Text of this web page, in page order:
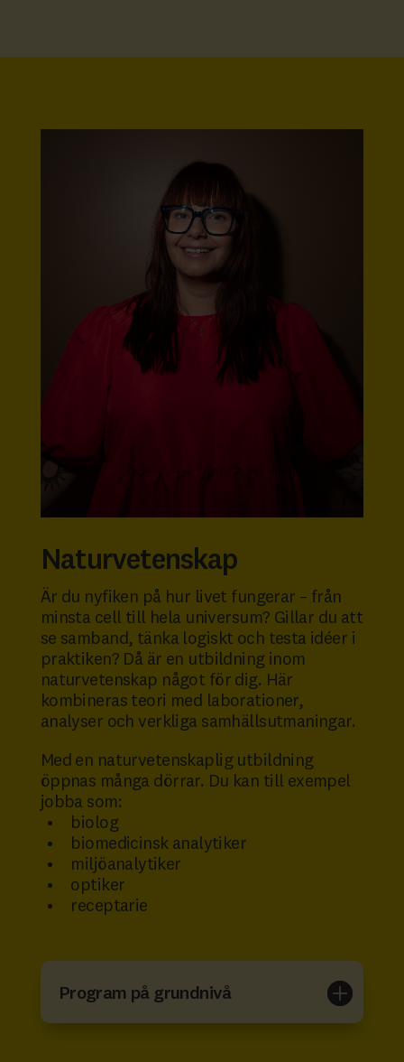
Naturvetenskap
Är du nyfiken på hur livet fungerar – från
minsta cell till hela universum? Gillar du att
se samband, tänka logiskt och testa idéer i
praktiken? Då är en utbildning inom
naturvetenskap något för dig. Här
kombineras teori med laborationer,
analyser och verkliga samhällsutmaningar.
Med en naturvetenskaplig utbildning
öppnas många dörrar. Du kan till exempel
jobba som:
biolog
biomedicinsk analytiker
miljöanalytiker
optiker
receptarie
Program på grundnivå